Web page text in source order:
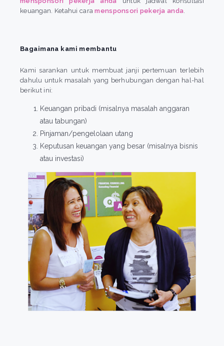
keuangan. Ketahui caramensponsori pekerja anda
Bagaimana kami membantu
Kami sarankan untuk membuat janji pertemuan terlebih
dahulu untuk masalah yang berhubungan dengan hal-hal
berikut ini:
Keuangan pribadi (misalnya masalah anggaran
atau tabungan)
Pinjaman/pengelolaan utang
Keputusan keuangan yang besar (misalnya bisnis
atau investasi)